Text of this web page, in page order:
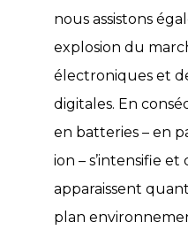
nous assistons
explosion du
électroniques et
digitales. En
en batteries – en
ion – s’intensifie
apparaissent
plan